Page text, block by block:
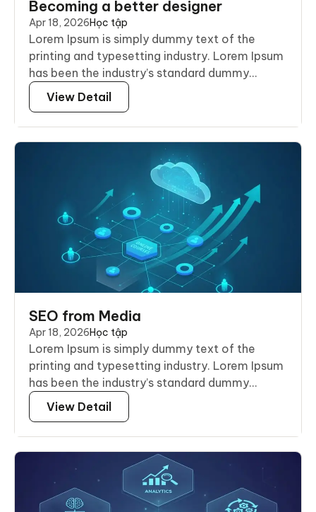
Becoming a better designer
Apr 18, 2026Học tập
Lorem Ipsum is simply dummy text of the
printing and typesetting industry. Lorem Ipsum
has been the industry’s standard dummy...
View Detail
SEO from Media
Apr 18, 2026Học tập
Lorem Ipsum is simply dummy text of the
printing and typesetting industry. Lorem Ipsum
has been the industry’s standard dummy...
View Detail